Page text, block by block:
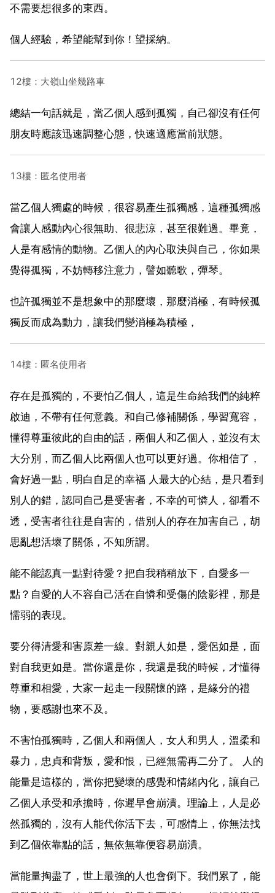
不需要想很多的東西。
個人經驗，希望能幫到你！望採納。
12樓：大嶺山坐幾路車
總結一句話就是，當乙個人感到孤獨，自己卻沒有任何
朋友時應該迅速調整心態，快速適應當前狀態。
13樓：匿名使用者
當乙個人獨處的時候，很容易產生孤獨感，這種孤獨感
會讓人感動內心很無助、很悲涼，甚至很難過。畢竟，
人是有感情的動物。乙個人的內心取決與自己，你如果
覺得孤獨，不妨轉移注意力，譬如聽歌，彈琴。
也許孤獨並不是想象中的那麼壞，那麼消極，有時候孤
獨反而成為動力，讓我們變消極為積極，
14樓：匿名使用者
存在是孤獨的，不要怕乙個人，這是生命給我們的純粹
啟迪，不帶有任何意義。和自己修補關係，學習寬容，
懂得尊重彼此的自由的話，兩個人和乙個人，並沒有太
大分別，而乙個人比兩個人也可以更好過。你相信了，
會好過一點，明白自足的幸福 人最大的心結，是只看到
別人的錯，認同自己是受害者，不幸的可憐人，卻看不
透，受害者往往是自害的，借別人的存在加害自己，胡
思亂想活壞了關係，不知所謂。
能不能認真一點對待愛？把自我稍稍放下，自愛多一
點？自愛的人不容自己活在自憐和受傷的陰影裡，那是
懦弱的表現。
要分得清愛和害原差一線。對親人如是，愛侶如是，面
對自我更如是。當你還是你，我還是我的時候，才懂得
尊重和相愛，大家一起走一段關懷的路，是緣分的禮
物，要感謝也來不及。
不害怕孤獨時，乙個人和兩個人，女人和男人，溫柔和
暴力，忠貞和背叛，愛和恨，已經無需再二分了。 人的
能量是這樣的，當你把變壞的感覺和情緒內化，讓自己
乙個人承受和承擔時，你遲早會崩潰。理論上，人是必
然孤獨的，沒有人能代你活下去，可感情上，你無法找
到乙個依靠點的話，無依無靠便容易崩潰。
當能量掏盡了，世上最強的人也會倒下。我們累了，能